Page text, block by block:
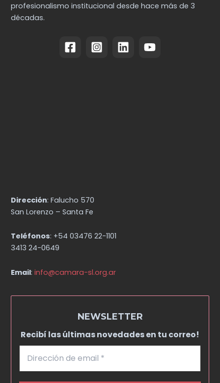
profesionalismo institucional desde hace más de 3
décadas.
Dirección: Falucho 570
San Lorenzo – Santa Fe
Teléfonos: +54 03476 22-1101
3413 24-0649
Email:info@camara-sl.org.ar
NEWSLETTER
Recibí las últimas novedades en tu correo!